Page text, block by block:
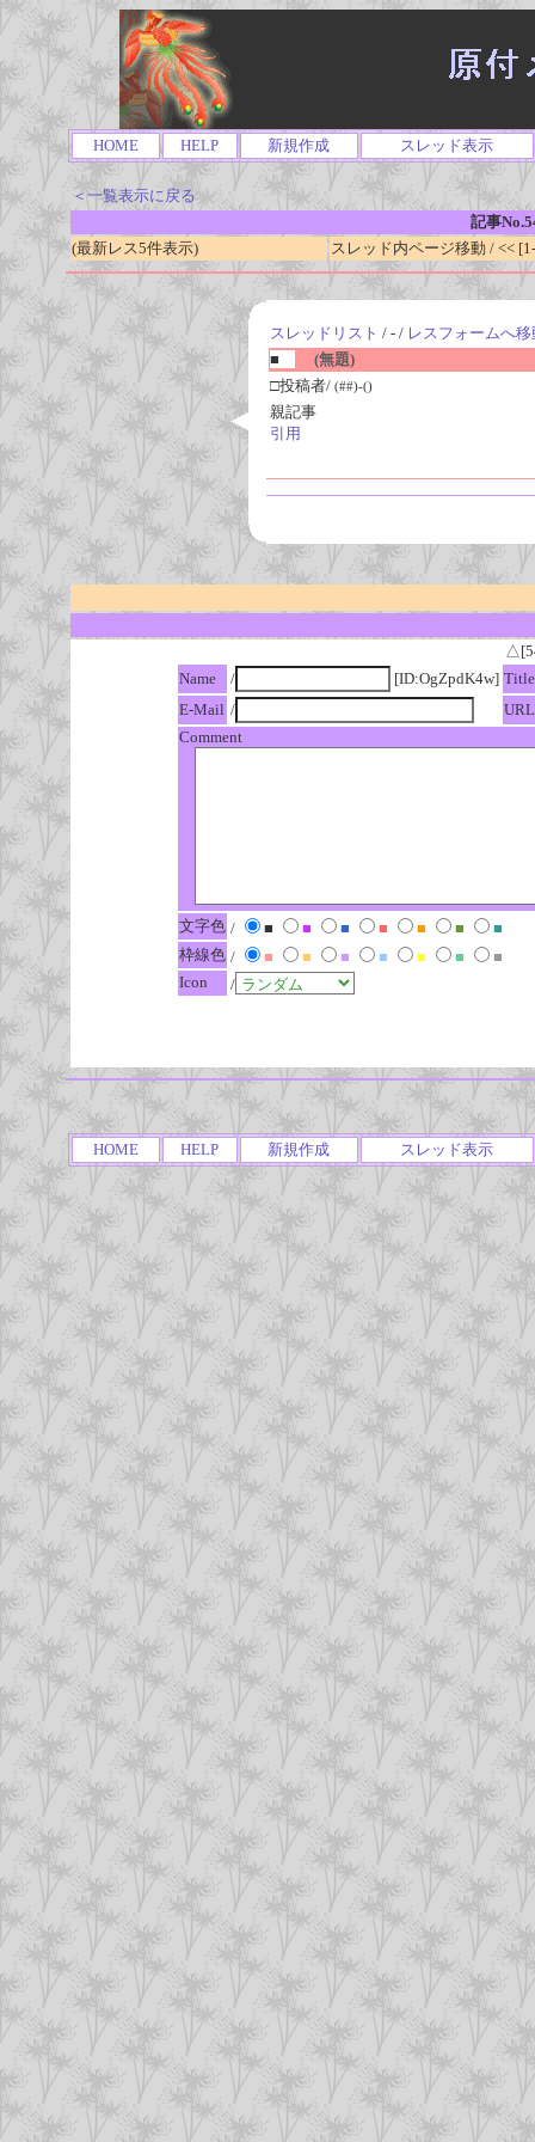
HOME HELP 新規作成 スレッド表示
＜一覧表示に戻る
記事
(最新レス5件表示)
スレッド内ページ移動 / <<
スレッドリスト / - / レスフォームへ移
■
(無題)
□投稿者/ (##)-()
親記事
引用
Name
/ [ID:OgZpdK4w] Title
E-Mail /
URL
Comment
文字色 / ■ ■ ■ ■ ■ ■
■
枠線色 / ■ ■ ■ ■ ■ ■
■
Icon
/
HOME HELP 新規作成 スレッド表示